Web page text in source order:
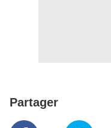
Partager